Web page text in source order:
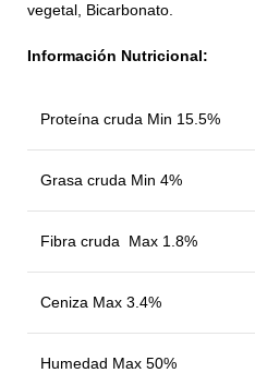
vegetal, Bicarbonato.
Información Nutricional:
Proteína cruda Min 15.5%
Grasa cruda Min 4%
Fibra cruda Max 1.8%
Ceniza Max 3.4%
Humedad Max 50%